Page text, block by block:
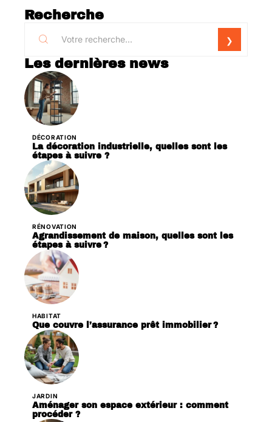
Recherche
Les dernières news
DÉCORATION
La décoration industrielle, quelles sont les
étapes à suivre ?
RÉNOVATION
Agrandissement de maison, quelles sont les
étapes à suivre ?
HABITAT
Que couvre l’assurance prêt immobilier ?
JARDIN
Aménager son espace extérieur : comment
procéder ?